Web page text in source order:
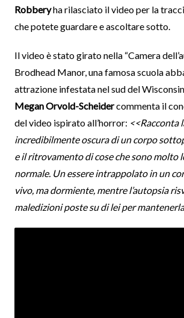
Robberyha rilasciato il video per la
che potete guardare e ascoltare sotto.
Il video è stato girato nella “Camera
Brodhead Manor, una famosa scuola
attrazione infestata nel sud del
Megan Orvold-Scheidercommenta il
del video ispirato all’horror: <<Racconta
incredibilmente oscura di un corpo
e il ritrovamento di cose che sono molto
normale. Un essere intrappolato in un
vivo, ma dormiente, mentre l’autopsia
maledizioni poste su di lei per